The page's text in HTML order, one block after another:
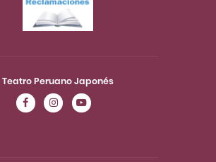
Teatro Peruano Japonés